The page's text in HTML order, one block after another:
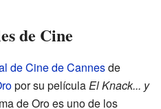
de Cine
de Cine de Cannesde
por su películaEl Knack... y
de Oro es uno de los